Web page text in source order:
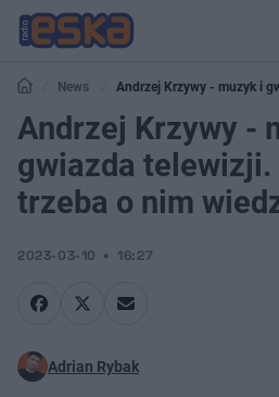
News
Andrzej Krzywy - muzyk i
trzeba o nim wiedzieć
Andrzej Krzywy -
gwiazda telewizji.
trzeba o nim
2023-03-10 16:27
Adrian Rybak